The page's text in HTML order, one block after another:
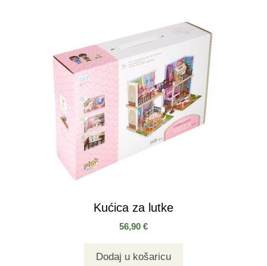
Kućica za lutke
56,90 €
Dodaj u košaricu